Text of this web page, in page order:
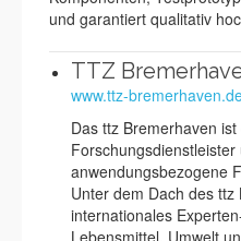
und garantiert qualitativ
TTZ
www.ttz-
Das ttz Bremerhaven
anwendungsbezogene
Unter dem Dach des
internationales
Lebensmittel, Umwelt